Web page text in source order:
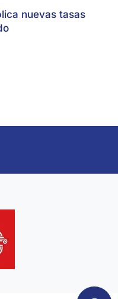
nuevas tasas